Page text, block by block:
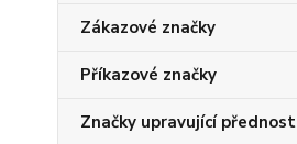
Zákazové značky
Příkazové značky
Značky upravující přednost